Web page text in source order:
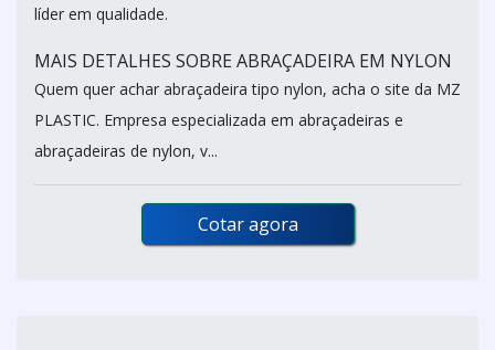
líder em qualidade.
MAIS DETALHES SOBRE ABRAÇADEIRA EM NYLON
Quem quer achar abraçadeira tipo nylon, acha o site da MZ
PLASTIC. Empresa especializada em abraçadeiras e
abraçadeiras de nylon, v...
Cotar agora